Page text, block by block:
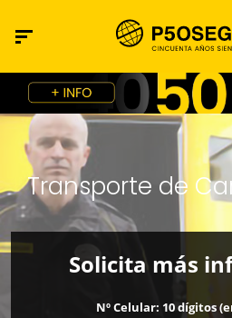
Transporte de
Solicita más
Nº Celular: 10 dígitos